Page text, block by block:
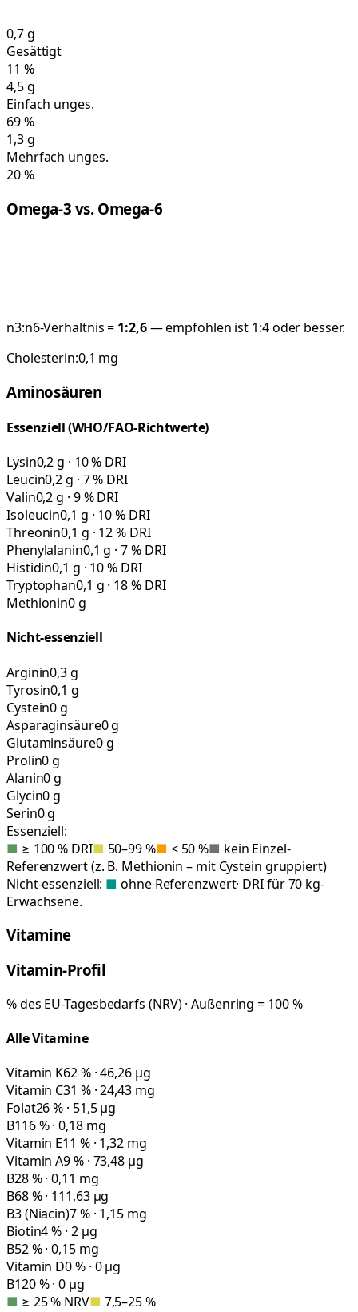
0,7g
Gesättigt
11 %
4,5g
Einfach unges.
69%
1,3g
Mehrfach unges.
20%
Omega-3 vs. Omega-6
n3:n6-Verhältnis = 1:2,6— empfohlen ist 1:4 oder besser.
Cholesterin:0,1 mg
Aminosäuren
Essenziell (WHO/FAO-Richtwerte)
Lysin0,2 g · 10 % DRI
Leucin0,2 g · 7 % DRI
Valin0,2 g · 9 % DRI
Isoleucin0,1 g · 10 % DRI
Threonin0,1 g · 12 % DRI
Phenylalanin0,1 g · 7 % DRI
Histidin0,1 g · 10 % DRI
Tryptophan0,1 g · 18 % DRI
Methionin0 g
Nicht-essenziell
Arginin0,3 g
Tyrosin0,1 g
Cystein0 g
Asparaginsäure0 g
Glutaminsäure0 g
Prolin0 g
Alanin0 g
Glycin0 g
Serin0 g
Essenziell:
■ ≥ 100 % DRI■ 50–99 %■ < 50 %■ kein Einzel-
Referenzwert (z. B. Methionin – mit Cystein gruppiert)
Nicht-essenziell: ■ ohne Referenzwert· DRI für 70 kg-
Erwachsene.
Vitamine
Vitamin-Profil
% des EU-Tagesbedarfs (NRV) · Außenring = 100 %
Alle Vitamine
Vitamin K62 % · 46,26 µg
Vitamin C31 % · 24,43 mg
Folat26 % · 51,5 µg
B116 % · 0,18 mg
Vitamin E11 % · 1,32 mg
Vitamin A9 % · 73,48 µg
B28 % · 0,11 mg
B68 % · 111,63 µg
B3 (Niacin)7 % · 1,15 mg
Biotin4 % · 2 µg
B52 % · 0,15 mg
Vitamin D0 % · 0 µg
B120 % · 0 µg
■ ≥ 25 % NRV■ 7,5–25 %